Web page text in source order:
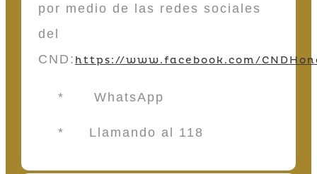
por medio de las redes sociales
del
CND: https://www.facebook.com/
* WhatsApp
* Llamando al 118